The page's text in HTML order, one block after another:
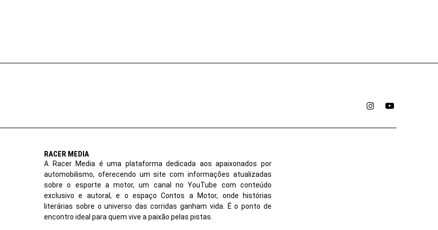
InstagramYouTube
RACER MEDIA
A Racer Media é uma plataforma dedicada aos apaixonados por
automobilismo, oferecendo um site com informações atualizadas
sobre o esporte a motor, um canal no YouTube com conteúdo
exclusivo e autoral, e o espaço Contos a Motor, onde histórias
literárias sobre o universo das corridas ganham vida. É o ponto de
encontro ideal para quem vive a paixão pelas pistas.